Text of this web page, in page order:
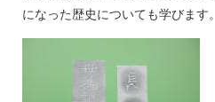
になった歴史についても学びます。